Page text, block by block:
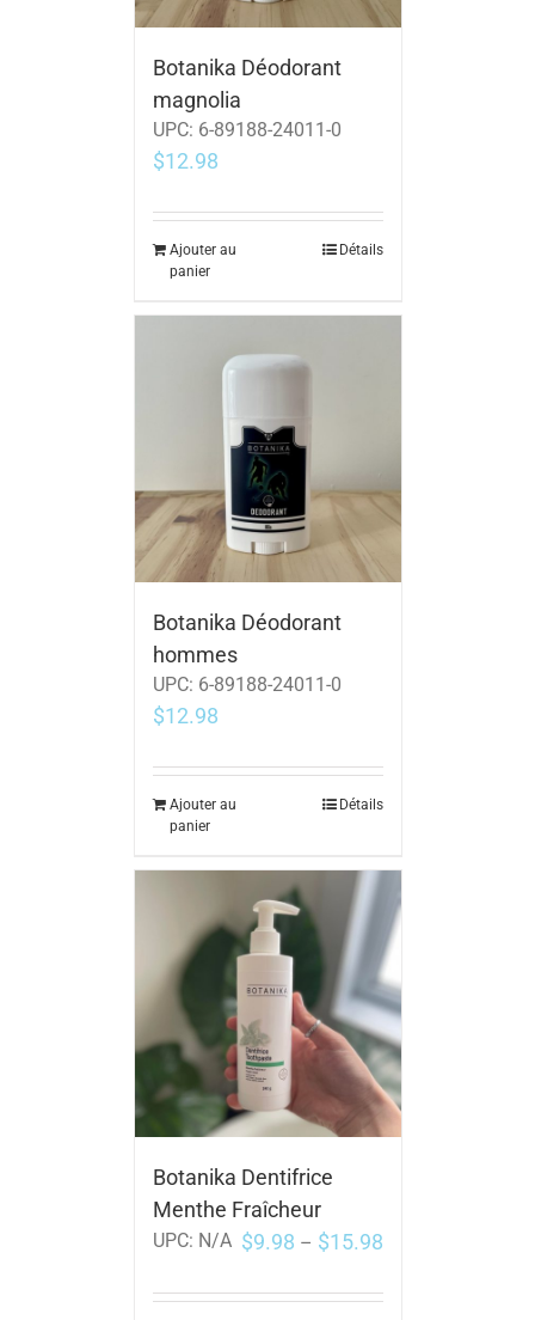
Botanika Déodorant
magnolia
UPC: 6-89188-24011-0
$12.98
Ajouter au
panier
Détails
Botanika Déodorant
hommes
UPC: 6-89188-24011-0
$12.98
Ajouter au
panier
Détails
Botanika Dentifrice
Menthe Fraîcheur
UPC: N/A $9.98 – $15.98